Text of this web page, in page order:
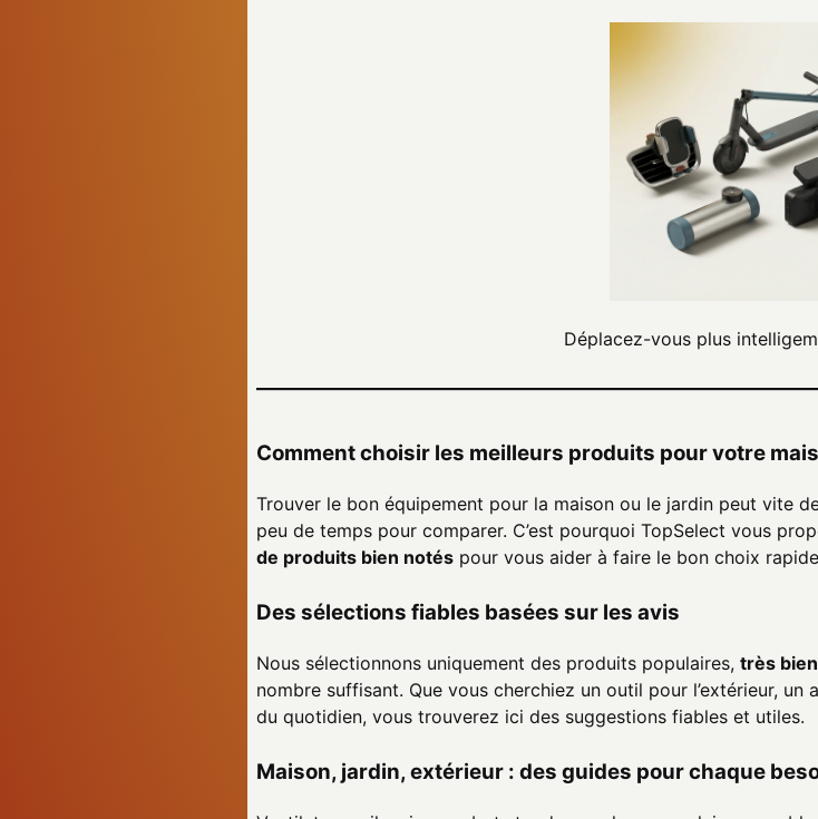
Déplacez-vous plus
Comment choisir les meilleurs produits pour votre
Trouver le bon équipement pour la maison ou le jardin peut vite
peu de temps pour comparer. C’est pourquoi TopSelect vous
de produits bien notés pour vous aider à faire le bon choix
Des sélections fiables basées sur les avis
Nous sélectionnons uniquement des produits populaires, très
nombre suffisant. Que vous cherchiez un outil pour l’extérieur,
du quotidien, vous trouverez ici des suggestions fiables et utiles.
Maison, jardin, extérieur : des guides pour chaque